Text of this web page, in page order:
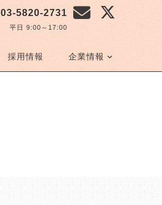
03-5820-2731
平日 9:00～17:00
採用情報 企業情報